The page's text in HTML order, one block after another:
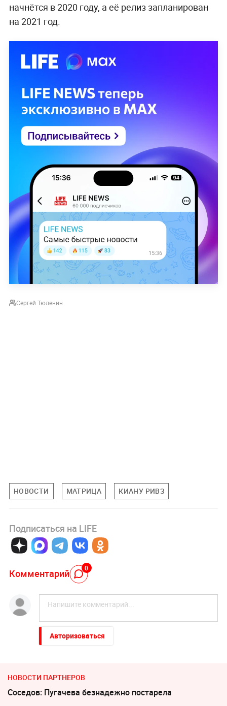
начнётся в 2020 году, а её релиз запланирован
на 2021 год.
Сергей Тюленин
НОВОСТИ МАТРИЦА КИАНУ РИВЗ
Подписаться на LIFE
Комментарий 0
Авторизоваться
НОВОСТИ ПАРТНЕРОВ
Соседов: Пугачева безнадежно постарела